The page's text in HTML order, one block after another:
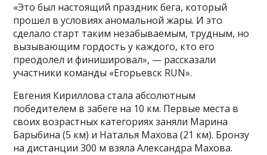
«Это был настоящий праздник бега, который
прошел в условиях аномальной жары. И это
сделало старт таким незабываемым, трудным, но
вызывающим гордость у каждого, кто его
преодолел и финишировал», — рассказали
участники команды «Егорьевск RUN».
Евгения Кириллова стала абсолютным
победителем в забеге на 10 км. Первые места в
своих возрастных категориях заняли Марина
Барыбина (5 км) и Наталья Махова (21 км). Бронзу
на дистанции 300 м взяла Александра Махова.